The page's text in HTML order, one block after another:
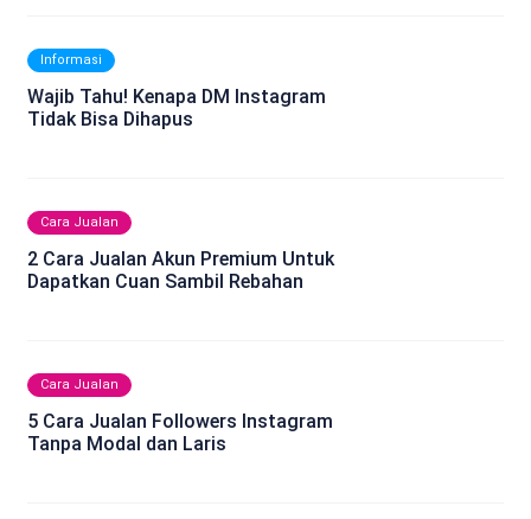
Informasi
Wajib Tahu! Kenapa DM Instagram
Tidak Bisa Dihapus
Cara Jualan
2 Cara Jualan Akun Premium Untuk
Dapatkan Cuan Sambil Rebahan
Cara Jualan
5 Cara Jualan Followers Instagram
Tanpa Modal dan Laris